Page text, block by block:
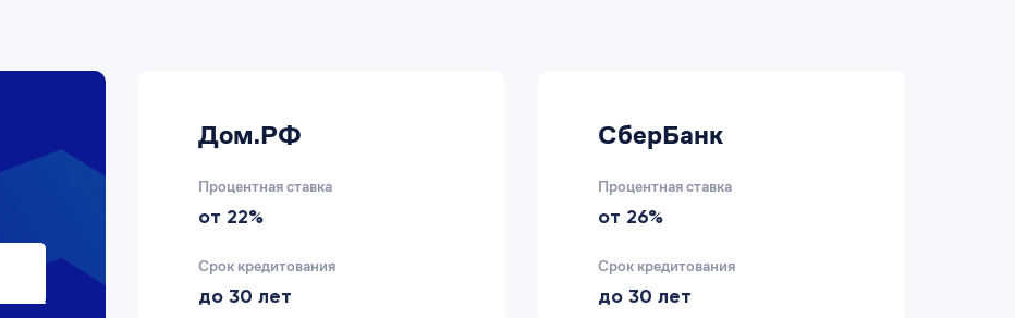
Дом.РФ
Процентная ставка
от 22%
Срок кредитования
до 30 лет
СберБанк
Процентная ставка
от 26%
Срок кредитования
до 30 лет